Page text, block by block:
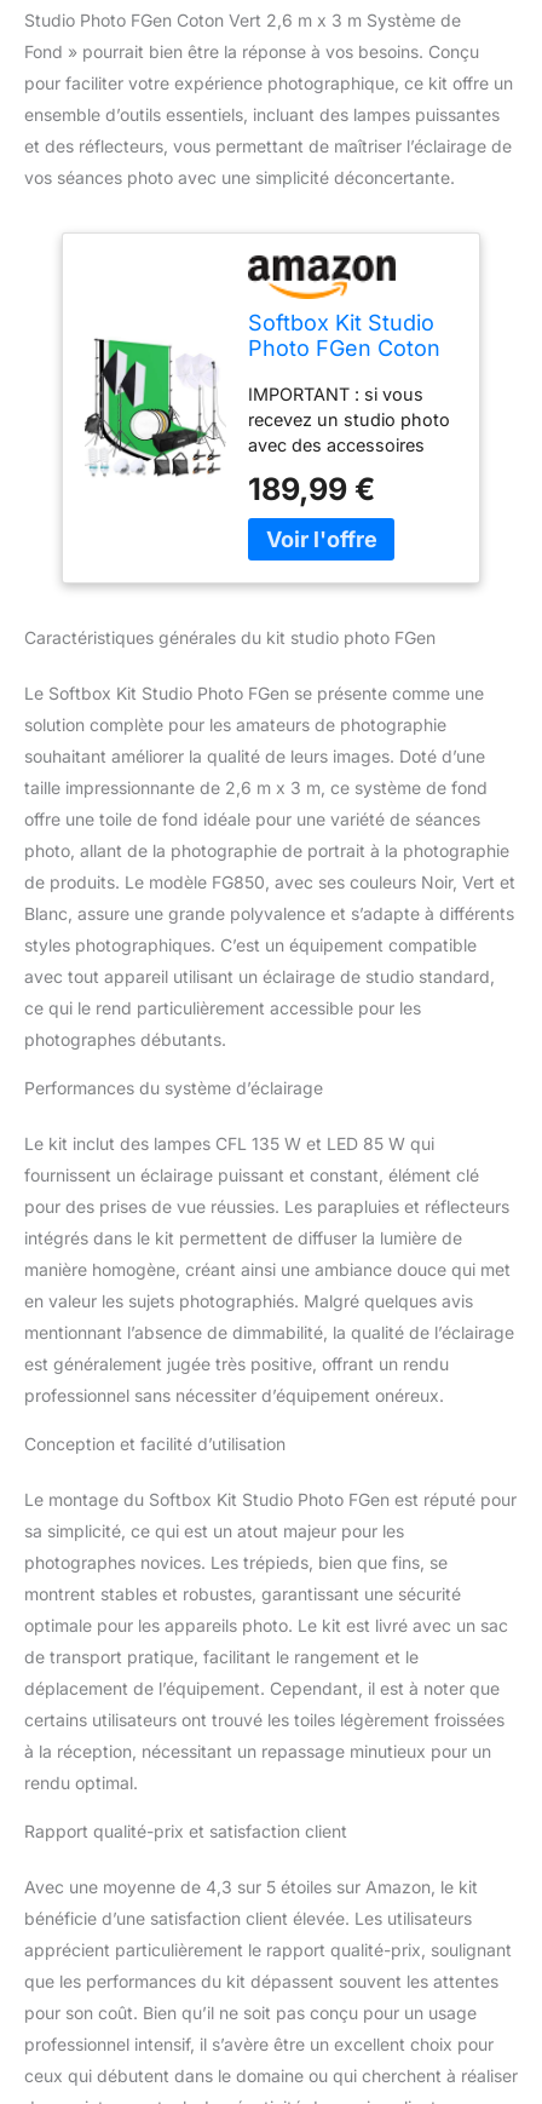
Studio Photo FGen Coton Vert 2,6 m x 3 m Système de
Fond » pourrait bien être la réponse à vos besoins. Conçu
pour faciliter votre expérience photographique, ce kit offre un
ensemble d’outils essentiels, incluant des lampes puissantes
et des réflecteurs, vous permettant de maîtriser l’éclairage de
vos séances photo avec une simplicité déconcertante.
Softbox Kit Studio
Photo FGen Coton
Système de Fond
pour Studio Photo
avec Lampe Photo
CFL 135 W 85 W
LED Lampe Photo
réflecteur
Parapluies Photo
Sac de Sable pour
IMPORTANT : si vous
recevez un studio photo
avec des accessoires
endommagés, veuillez
d'abord nous contacter
pour résoudre le
heures. Cliquez
du magasin «
bodyshaper », puis
cliquez sur « Poser une
nous votre question.
Lumière plus brillante et
plus douce pour softbox
: le kit studio photo FGen
comprend 2 ampoules
135 W et 2 ampoules
LED 85 W avec 112 perles
lumineuses. Par rapport
à d'autres marques, nos
brillante lorsque vous
direct pour répondre à
vos besoins de
luminosité. Veuillez noter
que les ampoules LED ne
peuvent pas être réglées
couleurs. Écran vert en
coton infroissable de 1,8
m x 2,8 m : Il y a trois
couleurs (vert, noir,
blanc) dans l'emballage.
Par rapport à d'autres
en plastique, les toiles de
fond en coton de haute
qualité ont moins de plis
et ne sont pas
transparentes. Les bas
et faciles à nettoyer. Il est
facile à laver et à traiter
avec un fer à vapeur. Un
fond en coton
infroissable est le
de fond de studio photo
sacs de sable peuvent
être utilisés pour
stabiliser le cadre de
fond. 4 pinces à ressort
peuvent être utilisées
pour fixer la toile de fond.
Fabriqué en aluminium
solide et durable, le
système de fond sera
189,99 €
Caractéristiques générales du kit studio photo FGen
Le Softbox Kit Studio Photo FGen se présente comme une
solution complète pour les amateurs de photographie
souhaitant améliorer la qualité de leurs images. Doté d’une
taille impressionnante de 2,6 m x 3 m, ce système de fond
offre une toile de fond idéale pour une variété de séances
photo, allant de la photographie de portrait à la photographie
de produits. Le modèle FG850, avec ses couleurs Noir, Vert et
Blanc, assure une grande polyvalence et s’adapte à différents
styles photographiques. C’est un équipement compatible
avec tout appareil utilisant un éclairage de studio standard,
ce qui le rend particulièrement accessible pour les
photographes débutants.
Performances du système d’éclairage
Le kit inclut des lampes CFL 135 W et LED 85 W qui
fournissent un éclairage puissant et constant, élément clé
pour des prises de vue réussies. Les parapluies et réflecteurs
intégrés dans le kit permettent de diffuser la lumière de
manière homogène, créant ainsi une ambiance douce qui met
en valeur les sujets photographiés. Malgré quelques avis
mentionnant l’absence de dimmabilité, la qualité de l’éclairage
est généralement jugée très positive, offrant un rendu
professionnel sans nécessiter d’équipement onéreux.
Conception et facilité d’utilisation
Le montage du Softbox Kit Studio Photo FGen est réputé pour
sa simplicité, ce qui est un atout majeur pour les
photographes novices. Les trépieds, bien que fins, se
montrent stables et robustes, garantissant une sécurité
optimale pour les appareils photo. Le kit est livré avec un sac
de transport pratique, facilitant le rangement et le
déplacement de l’équipement. Cependant, il est à noter que
certains utilisateurs ont trouvé les toiles légèrement froissées
à la réception, nécessitant un repassage minutieux pour un
rendu optimal.
Rapport qualité-prix et satisfaction client
Avec une moyenne de 4,3 sur 5 étoiles sur Amazon, le kit
bénéficie d’une satisfaction client élevée. Les utilisateurs
apprécient particulièrement le rapport qualité-prix, soulignant
que les performances du kit dépassent souvent les attentes
pour son coût. Bien qu’il ne soit pas conçu pour un usage
professionnel intensif, il s’avère être un excellent choix pour
ceux qui débutent dans le domaine ou qui cherchent à réaliser